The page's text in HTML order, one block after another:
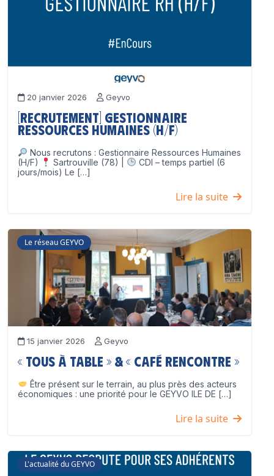
20 janvier 2026 Geyvo
[Recrutement] Gestionnaire
Ressources Humaines (H/F)
Nous recrutons : Gestionnaire Ressources Humaines
(H/F)
Sartrouville (78) |
CDI – temps partiel (6
jours/mois) Le […]
Lire la suite
Le réseau GEYVO
15 janvier 2026 Geyvo
« Tous à table » & « Café Rencontre »
Être présent sur le terrain, au plus près des acteurs
économiques : une priorité pour le GEYVO ILE DE […]
Lire la suite
L'actualité du GEYVO